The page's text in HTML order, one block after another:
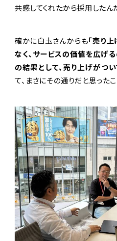
共感してくれたから採用したん
確かに白圡さんからも「売り
なく、サービスの価値を広げ
の結果として、売り上げがつい
て、まさにその通りだと思った